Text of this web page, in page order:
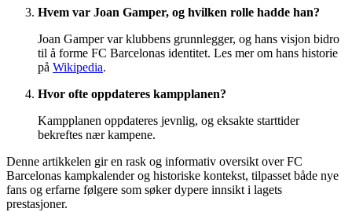
Hvem var Joan Gamper, og hvilken rolle hadde han?
Joan Gamper var klubbens grunnlegger, og hans visjon bidro
til å forme FC Barcelonas identitet. Les mer om hans historie
på Wikipedia.
Hvor ofte oppdateres kampplanen?
Kampplanen oppdateres jevnlig, og eksakte starttider
bekreftes nær kampene.
Denne artikkelen gir en rask og informativ oversikt over FC
Barcelonas kampkalender og historiske kontekst, tilpasset både nye
fans og erfarne følgere som søker dypere innsikt i lagets
prestasjoner.